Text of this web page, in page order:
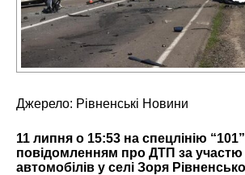
Джерело: Рівненські Новини
11 липня о 15:53 на спецлінію
повідомленням про ДТП за участю
автомобілів у селі Зоря